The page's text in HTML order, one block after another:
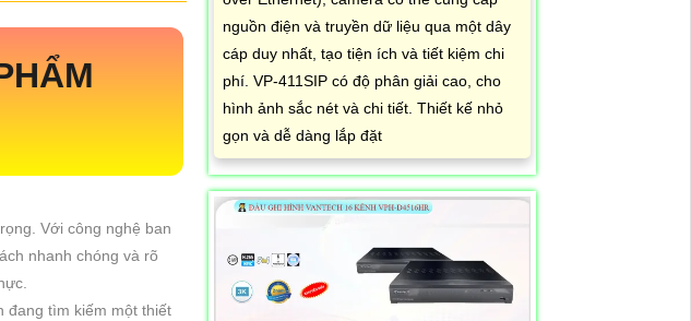
Với công nghệ ban
nhanh chóng và rõ
đang tìm kiếm một thiết
nguồn điện và truyền dữ liệu qua một dây
cáp duy nhất, tạo tiện ích và tiết kiệm chi
phí. VP-411SIP có độ phân giải cao, cho
hình ảnh sắc nét và chi tiết. Thiết kế nhỏ
gọn và dễ dàng lắp đặt